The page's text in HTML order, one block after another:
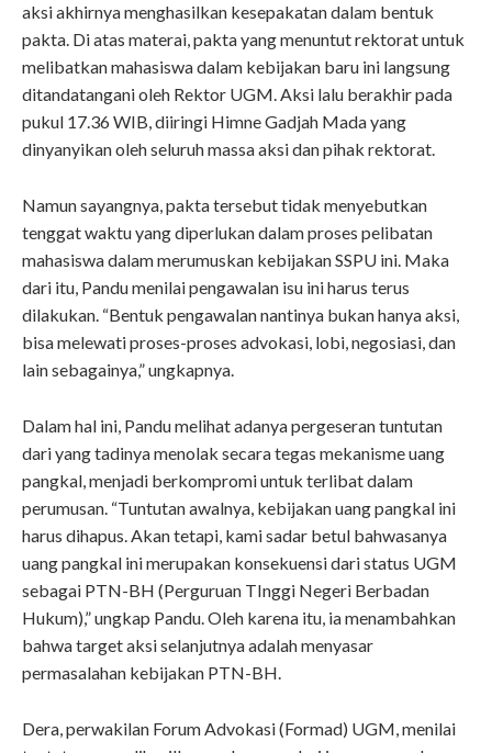
aksi akhirnya menghasilkan kesepakatan dalam bentuk
pakta. Di atas materai, pakta yang menuntut rektorat untuk
melibatkan mahasiswa dalam kebijakan baru ini langsung
ditandatangani oleh Rektor UGM. Aksi lalu berakhir pada
pukul 17.36 WIB, diiringi Himne Gadjah Mada yang
dinyanyikan oleh seluruh massa aksi dan pihak rektorat.
Namun sayangnya, pakta tersebut tidak menyebutkan
tenggat waktu yang diperlukan dalam proses pelibatan
mahasiswa dalam merumuskan kebijakan SSPU ini. Maka
dari itu, Pandu menilai pengawalan isu ini harus terus
dilakukan. “Bentuk pengawalan nantinya bukan hanya aksi,
bisa melewati proses-proses advokasi, lobi, negosiasi, dan
lain sebagainya,” ungkapnya.
Dalam hal ini, Pandu melihat adanya pergeseran tuntutan
dari yang tadinya menolak secara tegas mekanisme uang
pangkal, menjadi berkompromi untuk terlibat dalam
perumusan. “Tuntutan awalnya, kebijakan uang pangkal ini
harus dihapus. Akan tetapi, kami sadar betul bahwasanya
uang pangkal ini merupakan konsekuensi dari status UGM
sebagai PTN-BH (Perguruan TInggi Negeri Berbadan
Hukum),” ungkap Pandu. Oleh karena itu, ia menambahkan
bahwa target aksi selanjutnya adalah menyasar
permasalahan kebijakan PTN-BH.
Dera, perwakilan Forum Advokasi (Formad) UGM, menilai